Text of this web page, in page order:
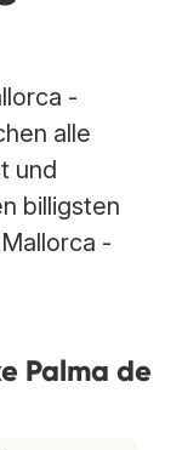
-
alle
und
billigsten
-
Palma de